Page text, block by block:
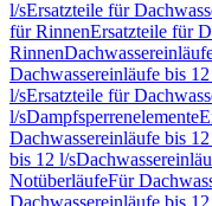
l/sErsatzteile für
für RinnenErsatzteile für
Rinnen
Dachwassereinläufe bis
l/sErsatzteile für
l/sDampfsperrenelemente
Dachwassereinläufe bis
bis 12 l/s
NotüberläufeFür
Dachwassereinläufe bis